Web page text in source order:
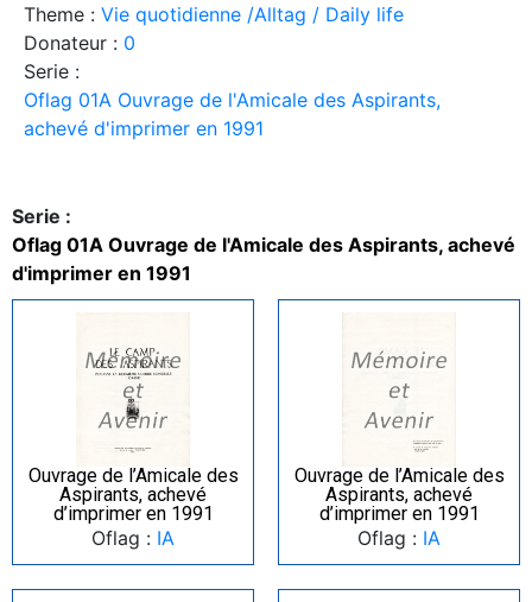
Theme : Vie quotidienne /Alltag / Daily life
Donateur : 0
Serie :
Oflag 01A Ouvrage de l'Amicale des Aspirants,
achevé d'imprimer en 1991
Serie :
Oflag 01A Ouvrage de l'Amicale des Aspirants, achevé
d'imprimer en 1991
Ouvrage de l’Amicale des
Aspirants, achevé
d’imprimer en 1991
Oflag : IA
Ouvrage de l’Amicale des
Aspirants, achevé
d’imprimer en 1991
Oflag : IA